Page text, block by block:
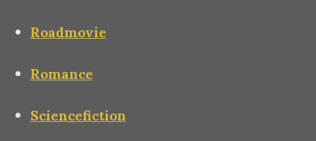
Roadmovie
Romance
Sciencefiction